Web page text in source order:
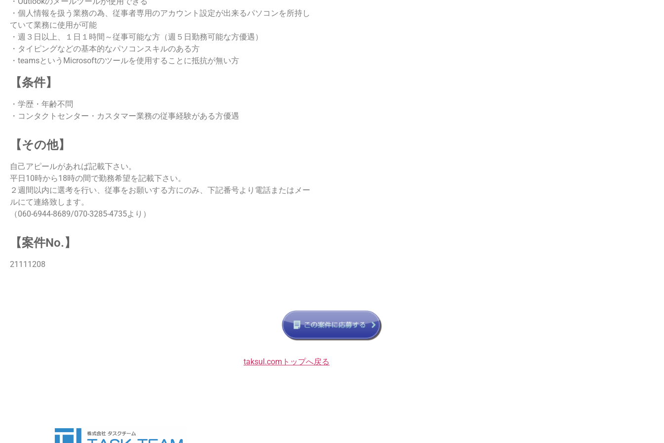
・個人情報を扱う業務の為、従事者専用のアカウント設定が出来るパソコンを所持し
ていて業務に使用が可能
・週３日以上、１日１時間～従事可能な方（週５日勤務可能な方優遇）
・タイピングなどの基本的なパソコンスキルのある方
・teamsというMicrosoftのツールを使用することに抵抗が無い方
【条件】
・学歴・年齢不問
・コンタクトセンター・カスタマー業務の従事経験がある方優遇
【その他】
自己アピールがあれば記載下さい。
平日10時から18時の間で勤務希望を記載下さい。
２週間以内に選考を行い、従事をお願いする方にのみ、下記番号より電話またはメー
ルにて連絡致します。
（060-6944-8689/070-3285-4735より）
【案件No.】
21111208
taksul.comトップへ戻る